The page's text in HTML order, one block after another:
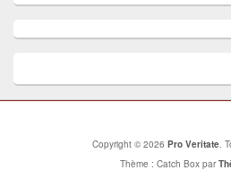
Copyright © 2026 Pro Veritate.
Thème : Catch Box par